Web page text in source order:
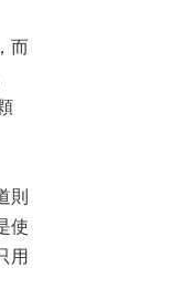
而
則
使
用